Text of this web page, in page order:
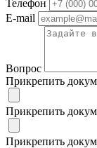
Телефон
E-mail
Вопрос
Прикрепить
Прикрепить
Прикрепить